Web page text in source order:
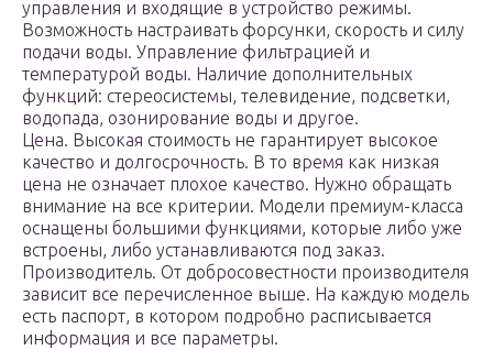
управления и входящие в устройство режимы.
Возможность настраивать форсунки, скорость и силу
подачи воды. Управление фильтрацией и
температурой воды. Наличие дополнительных
функций: стереосистемы, телевидение, подсветки,
водопада, озонирование воды и другое.
Цена. Высокая стоимость не гарантирует высокое
качество и долгосрочность. В то время как низкая
цена не означает плохое качество. Нужно обращать
внимание на все критерии. Модели премиум-класса
оснащены большими функциями, которые либо уже
встроены, либо устанавливаются под заказ.
Производитель. От добросовестности производителя
зависит все перечисленное выше. На каждую модель
есть паспорт, в котором подробно расписывается
информация и все параметры.